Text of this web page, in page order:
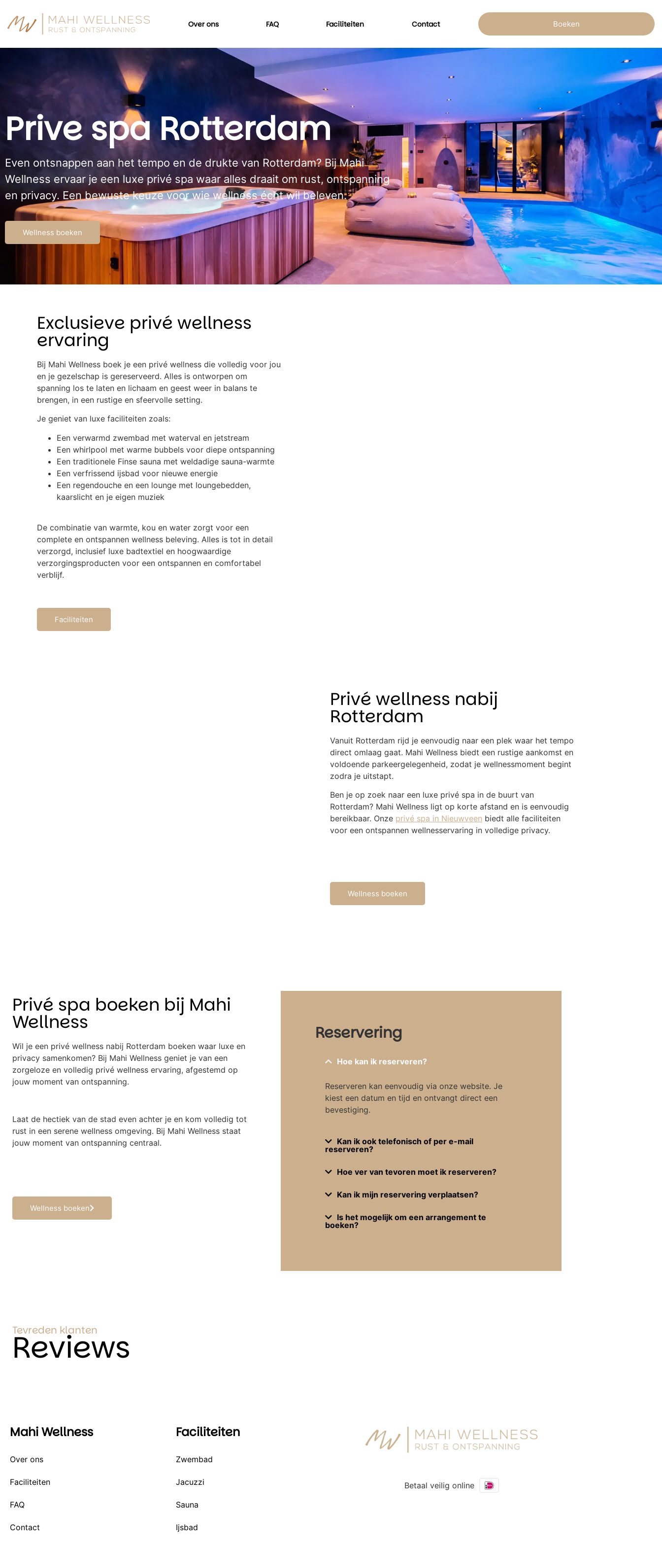
Over ons FAQ Faciliteiten Contact Boeken
Prive spa Rotterdam
Even ontsnappen aan het tempo en de drukte van Rotterdam? Bij Mahi
Wellness ervaar je een luxe privé spa waar alles draait om rust, ontspanning
en privacy. Een bewuste keuze voor wie wellness écht wil beleven.
Wellness boeken
Exclusieve privé wellness
ervaring
Bij Mahi Wellness boek je een privé wellness die volledig voor jou
en je gezelschap is gereserveerd. Alles is ontworpen om
spanning los te laten en lichaam en geest weer in balans te
brengen, in een rustige en sfeervolle setting.
Je geniet van luxe faciliteiten zoals:
Een verwarmd zwembad met waterval en jetstream
Een whirlpool met warme bubbels voor diepe ontspanning
Een traditionele Finse sauna met weldadige sauna-warmte
Een verfrissend ijsbad voor nieuwe energie
Een regendouche en een lounge met loungebedden,
kaarslicht en je eigen muziek
De combinatie van warmte, kou en water zorgt voor een
complete en ontspannen wellness beleving. Alles is tot in detail
verzorgd, inclusief luxe badtextiel en hoogwaardige
verzorgingsproducten voor een ontspannen en comfortabel
verblijf.
Faciliteiten
Privé wellness nabij
Rotterdam
Vanuit Rotterdam rijd je eenvoudig naar een plek waar het tempo
direct omlaag gaat. Mahi Wellness biedt een rustige aankomst en
voldoende parkeergelegenheid, zodat je wellnessmoment begint
zodra je uitstapt.
Ben je op zoek naar een luxe privé spa in de buurt van
Rotterdam? Mahi Wellness ligt op korte afstand en is eenvoudig
bereikbaar. Onze privé spa in Nieuwveen biedt alle faciliteiten
voor een ontspannen wellnesservaring in volledige privacy.
Wellness boeken
Privé spa boeken bij Mahi
Wellness
Wil je een privé wellness nabij Rotterdam boeken waar luxe en
privacy samenkomen? Bij Mahi Wellness geniet je van een
zorgeloze en volledig privé wellness ervaring, afgestemd op
jouw moment van ontspanning.
Laat de hectiek van de stad even achter je en kom volledig tot
rust in een serene wellness omgeving. Bij Mahi Wellness staat
jouw moment van ontspanning centraal.
Wellness boeken
Reservering
Hoe kan ik reserveren?
Reserveren kan eenvoudig via onze website. Je
kiest een datum en tijd en ontvangt direct een
bevestiging.
Kan ik ook telefonisch of per e-mail
reserveren?
Hoe ver van tevoren moet ik reserveren?
Kan ik mijn reservering verplaatsen?
Is het mogelijk om een arrangement te
boeken?
Tevreden klanten
Reviews
Mahi Wellness
Over ons
Faciliteiten
FAQ
Contact
Faciliteiten
Zwembad
Jacuzzi
Sauna
Ijsbad
Betaal veilig online